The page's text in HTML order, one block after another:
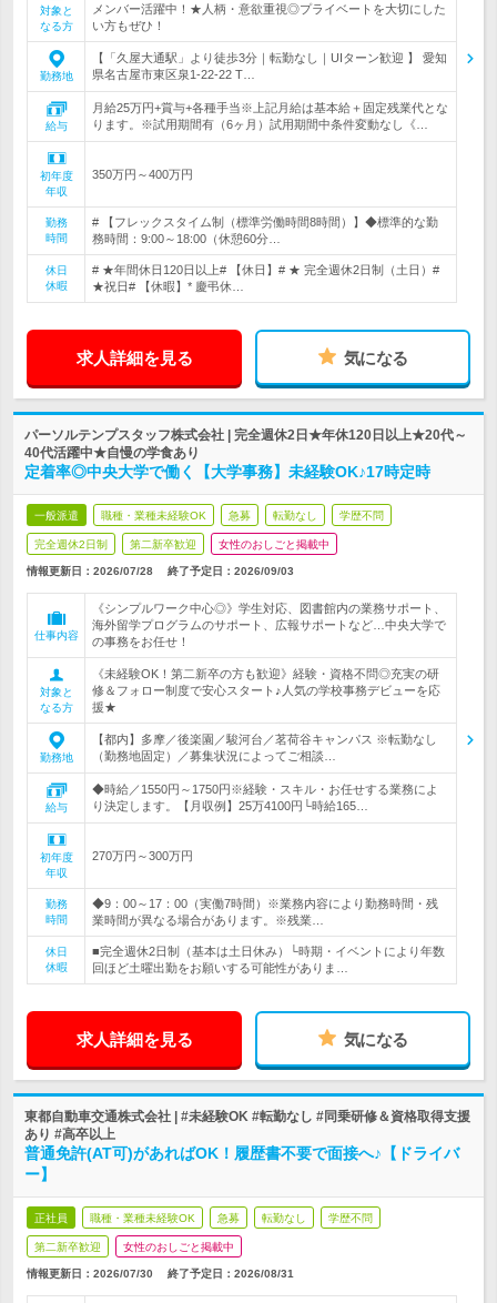
対象と
なる方
メンバー活躍中！★人柄・意欲重視◎プライベートを大切にした
い方もぜひ！
勤務地
【「久屋大通駅」より徒歩3分｜転勤なし｜UIターン歓迎 】 愛知
県名古屋市東区泉1-22-22 T…
給与
月給25万円+賞与+各種手当※上記月給は基本給＋固定残業代とな
ります。※試用期間有（6ヶ月）試用期間中条件変動なし《…
初年度
年収
350万円～400万円
勤務
時間
# 【フレックスタイム制（標準労働時間8時間）】◆標準的な勤
務時間：9:00～18:00（休憩60分…
休日
休暇
# ★年間休日120日以上# 【休日】# ★ 完全週休2日制（土日）#
★祝日# 【休暇】* 慶弔休…
求人詳細を見る 気になる
パーソルテンプスタッフ株式会社 | 完全週休2日★年休120日以上★20代～
40代活躍中★自慢の学食あり
定着率◎中央大学で働く【大学事務】未経験OK♪17時定時
一般派遣 職種・業種未経験OK 急募 転勤なし 学歴不問
完全週休2日制 第二新卒歓迎 女性のおしごと掲載中
情報更新日：2026/07/28 終了予定日： 2026/09/03
仕事内容
《シンプルワーク中心◎》学生対応、図書館内の業務サポート、
海外留学プログラムのサポート、広報サポートなど…中央大学で
の事務をお任せ！
対象と
なる方
《未経験OK！第二新卒の方も歓迎》経験・資格不問◎充実の研
修＆フォロー制度で安心スタート♪人気の学校事務デビューを応
援★
勤務地
【都内】多摩／後楽園／駿河台／茗荷谷キャンパス ※転勤なし
（勤務地固定）／募集状況によってご相談…
給与
◆時給／1550円～1750円※経験・スキル・お任せする業務によ
り決定します。【月収例】25万4100円└時給165…
初年度
年収
270万円～300万円
勤務
時間
◆9：00～17：00（実働7時間）※業務内容により勤務時間・残
業時間が異なる場合があります。※残業…
休日
休暇
■完全週休2日制（基本は土日休み）└時期・イベントにより年数
回ほど土曜出勤をお願いする可能性がありま…
求人詳細を見る 気になる
東都自動車交通株式会社 | #未経験OK #転勤なし #同乗研修＆資格取得支援
あり #高卒以上
普通免許(AT可)があればOK！履歴書不要で面接へ♪【ドライバ
ー】
正社員 職種・業種未経験OK 急募 転勤なし 学歴不問
第二新卒歓迎 女性のおしごと掲載中
情報更新日：2026/07/30 終了予定日： 2026/08/31